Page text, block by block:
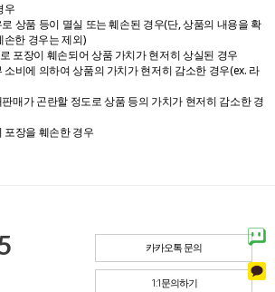
우
상품 등이 멸실 또는 훼손된 경우(단, 상품의 내용을 확
한 경우는 제외)
포장이 훼손되어 상품 가치가 현저히 상실된 경우
소비에 의하여 상품의 가치가 현저히 감소한 경우(ex. 라
매가 곤란할 정도로 상품 등의 가치가 현저히 감소한 경
포장을 훼손한 경우
카카오톡 문의
1:1문의하기